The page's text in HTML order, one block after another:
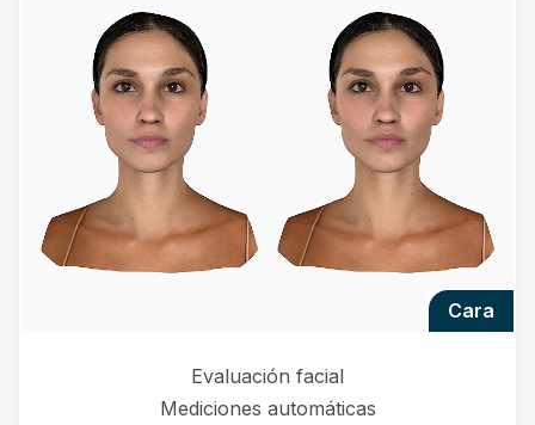
cara
Evaluación facial
Mediciones automáticas